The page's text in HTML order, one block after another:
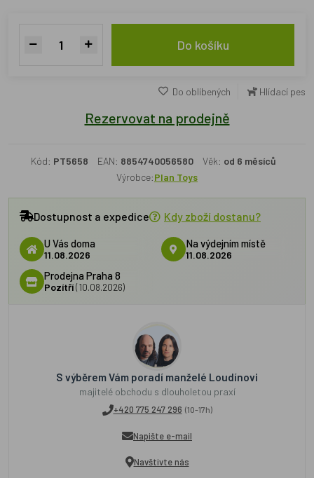
Do košíku
Do oblíbených Hlídací pes
Rezervovat na prodejně
Kód: PT5658 EAN: 8854740056580 Věk: od 6 měsíců
Výrobce:Plan Toys
Dostupnost a expedice Kdy zboží dostanu?
U Vás doma
11.08.2026
Na výdejním místě
11.08.2026
Prodejna Praha 8
Pozítří(10.08.2026)
S výběrem Vám poradí manželé Loudínovi
majitelé obchodu s dlouholetou praxí
+420 775 247 296 (10-17h)
Napište e-mail
Navštivte nás